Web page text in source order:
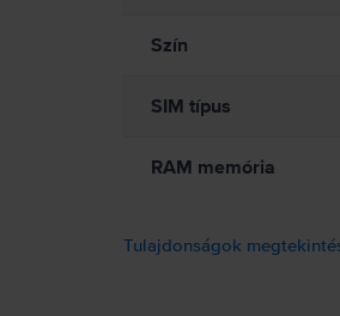
Szín
SIM típus
RAM memória
Tulajdonságok